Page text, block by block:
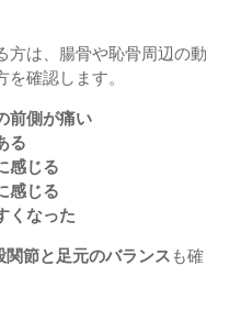
方は、腸骨や恥骨周辺の動
確認します。
前側が痛い
る
感じる
感じる
くなった
節と足元のバランス も確